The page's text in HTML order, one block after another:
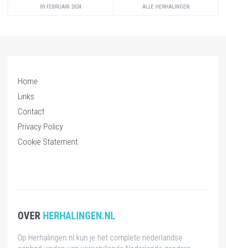
09 FEBRUARI 2024 ALLE HERHALINGEN
Home
Links
Contact
Privacy Policy
Cookie Statement
OVER HERHALINGEN.NL
Op Herhalingen.nl kun je het complete nederlandse